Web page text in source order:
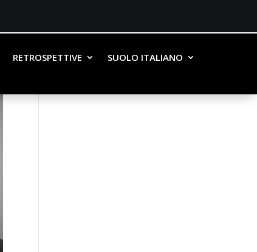
RETROSPETTIVE SUOLO ITALIANO